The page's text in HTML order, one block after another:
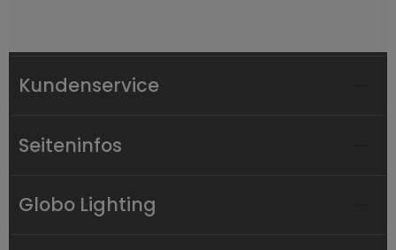
Kundenservice
Seiteninfos
Globo Lighting